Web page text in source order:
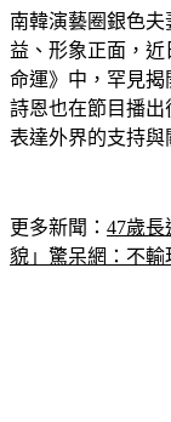
南韓演藝圈銀色
益、形象正面，
命運》中，罕見
詩恩也在節目播
表達外界的支持與
更多新聞： 47歲
貌」驚呆網：不輸